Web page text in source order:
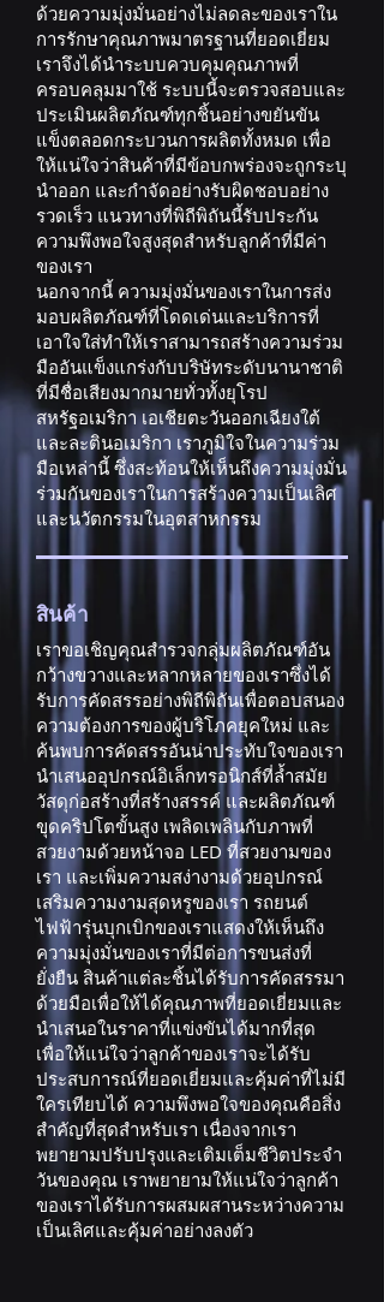
ด้วยความมุ่งมั่นอย่างไม่ลดละของเราใน
การรักษาคุณภาพมาตรฐานที่ยอดเยี่ยม
เราจึงได้นำระบบควบคุมคุณภาพที่
ครอบคลุมมาใช้ ระบบนี้จะตรวจสอบและ
ประเมินผลิตภัณฑ์ทุกชิ้นอย่างขยันขัน
แข็งตลอดกระบวนการผลิตทั้งหมด เพื่อ
ให้แน่ใจว่าสินค้าที่มีข้อบกพร่องจะถูกระบุ
นำออก และกำจัดอย่างรับผิดชอบอย่าง
รวดเร็ว แนวทางที่พิถีพิถันนี้รับประกัน
ความพึงพอใจสูงสุดสำหรับลูกค้าที่มีค่า
ของเรา
นอกจากนี้ ความมุ่งมั่นของเราในการส่ง
มอบผลิตภัณฑ์ที่โดดเด่นและบริการที่
เอาใจใส่ทำให้เราสามารถสร้างความร่วม
มืออันแข็งแกร่งกับบริษัทระดับนานาชาติ
ที่มีชื่อเสียงมากมายทั่วทั้งยุโรป
สหรัฐอเมริกา เอเชียตะวันออกเฉียงใต้
และละตินอเมริกา เราภูมิใจในความร่วม
มือเหล่านี้ ซึ่งสะท้อนให้เห็นถึงความมุ่งมั่น
ร่วมกันของเราในการสร้างความเป็นเลิศ
และนวัตกรรมในอุตสาหกรรม
สินค้า
เราขอเชิญคุณสำรวจกลุ่มผลิตภัณฑ์อัน
กว้างขวางและหลากหลายของเราซึ่งได้
รับการคัดสรรอย่างพิถีพิถันเพื่อตอบสนอง
ความต้องการของผู้บริโภคยุคใหม่ และ
ค้นพบการคัดสรรอันน่าประทับใจของเรา
นำเสนออุปกรณ์อิเล็กทรอนิกส์ที่ล้ำสมัย
วัสดุก่อสร้างที่สร้างสรรค์ และผลิตภัณฑ์
ขุดคริปโตขั้นสูง เพลิดเพลินกับภาพที่
สวยงามด้วยหน้าจอ LED ที่สวยงามของ
เรา และเพิ่มความสง่างามด้วยอุปกรณ์
เสริมความงามสุดหรูของเรา รถยนต์
ไฟฟ้ารุ่นบุกเบิกของเราแสดงให้เห็นถึง
ความมุ่งมั่นของเราที่มีต่อการขนส่งที่
ยั่งยืน สินค้าแต่ละชิ้นได้รับการคัดสรรมา
ด้วยมือเพื่อให้ได้คุณภาพที่ยอดเยี่ยมและ
นำเสนอในราคาที่แข่งขันได้มากที่สุด
เพื่อให้แน่ใจว่าลูกค้าของเราจะได้รับ
ประสบการณ์ที่ยอดเยี่ยมและคุ้มค่าที่ไม่มี
ใครเทียบได้ ความพึงพอใจของคุณคือสิ่ง
สำคัญที่สุดสำหรับเรา เนื่องจากเรา
พยายามปรับปรุงและเติมเต็มชีวิตประจำ
วันของคุณ เราพยายามให้แน่ใจว่าลูกค้า
ของเราได้รับการผสมผสานระหว่างความ
เป็นเลิศและคุ้มค่าอย่างลงตัว